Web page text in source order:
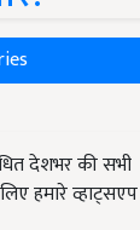
देशभर की सभी
हमारे